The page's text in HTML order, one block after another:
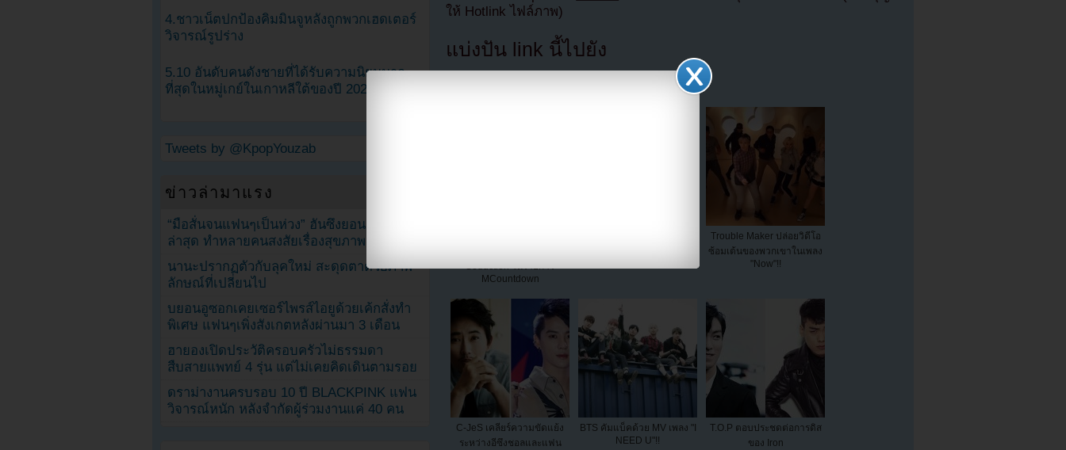
ให้ Hotlink ไฟล์ภาพ)
แบ่งปัน link นี้ไปยัง
Seduction ในรายการ
MCountdown
Trouble Maker ปล่อยวิดีโอ
ซ้อมเต้นของพวกเขาในเพลง
"Now"!!
C-JeS เคลียร์ความขัดแย้ง
ระหว่างอีซึงชอลและแฟน
BTS คัมแบ็คด้วย MV เพลง "I
NEED U"!!
T.O.P ตอบประชดต่อการดิส
ของ Iron
4.ชาวเน็ตปกป้องคิมมินจูหลังถูกพวกเฮดเตอร์
วิจารณ์รูปร่าง
5.10 อันดับคนดังชายที่ได้รับความนิยมมาก
ที่สุดในหมู่เกย์ในเกาหลีใต้ของปี 2023
Tweets by @KpopYouzab
ข่าวล่ามาแรง
“มือสั่นจนแฟนๆเป็นห่วง” ฮันซึงยอนเผยภาพ
ล่าสุด ทำหลายคนสงสัยเรื่องสุขภาพ
นานะปรากฏตัวกับลุคใหม่ สะดุดตาด้วยภาพ
ลักษณ์ที่เปลี่ยนไป
บยอนอูซอกเคยเซอร์ไพรส์ไอยูด้วยเค้กสั่งทำ
พิเศษ แฟนๆเพิ่งสังเกตหลังผ่านมา 3 เดือน
ฮายองเปิดประวัติครอบครัวไม่ธรรมดา
สืบสายแพทย์ 4 รุ่น แต่ไม่เคยคิดเดินตามรอย
ดราม่างานครบรอบ 10 ปี BLACKPINK แฟน
วิจารณ์หนัก หลังจำกัดผู้ร่วมงานแค่ 40 คน